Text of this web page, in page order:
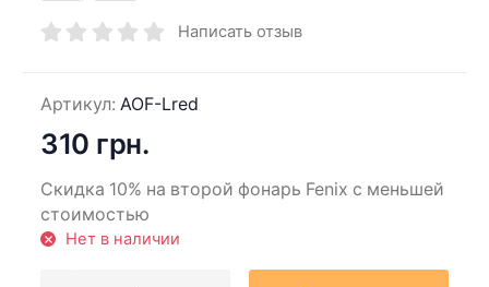
Написать отзыв
Артикул: AOF-Lred
310 грн.
Скидка 10% на второй фонарь Fenix с меньшей
стоимостью
Нет в наличии